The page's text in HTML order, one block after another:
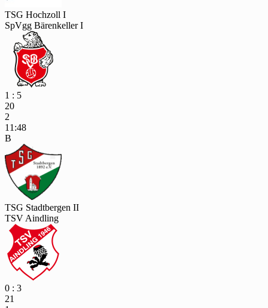
TSG Hochzoll I
SpVgg Bärenkeller I
1 : 5
20
2
11:48
B
TSG Stadtbergen II
TSV Aindling
0 : 3
21